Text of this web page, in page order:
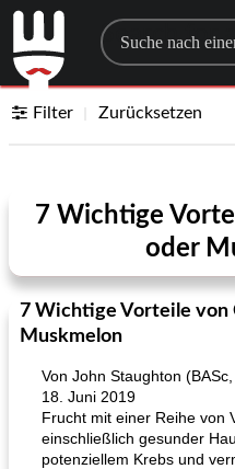
Search for
Filter Zurücksetzen
7 Wichtige
oder
7 Wichtige Vorteile von
Muskmelon
Von John Staughton
18. Juni 2019
Frucht mit einer Reihe von
einschließlich gesunder
potenziellem Krebs und